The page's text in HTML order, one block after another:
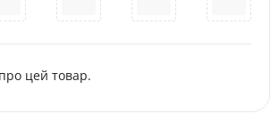
цей товар.